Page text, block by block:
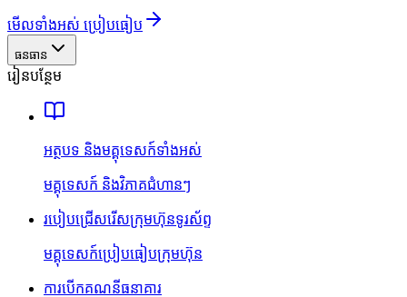
មើលទាំងអស់ ប្រៀបធៀប
ធនធាន
រៀនបន្ថែម
អត្ថបទ និងមគ្គុទេសក៍ទាំងអស់
មគ្គុទេសក៍ និងវិភាគជំហានៗ
របៀបជ្រើសរើសក្រុមហ៊ុនទូរស័ព្ទ
មគ្គុទេសក៍ប្រៀបធៀបក្រុមហ៊ុន
ការបើកគណនីធនាគារ